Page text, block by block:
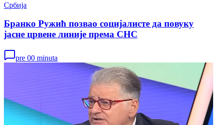
Србија
Бранко Ружић позвао социјалисте да повуку
јасне црвене линије према СНС
pre 00 minuta